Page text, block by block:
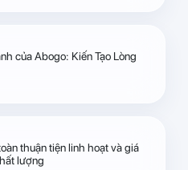
của Abogo: Kiến Tạo Lòng
thuận tiện linh hoạt và giá
lượng